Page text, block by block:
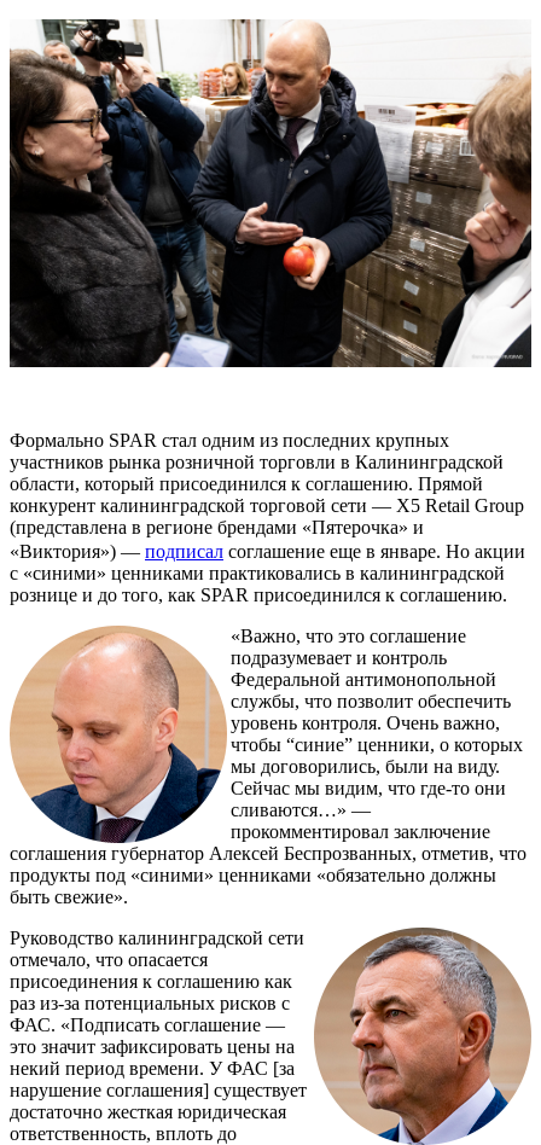
Формально SPAR стал одним из последних крупных
участников рынка розничной торговли в Калининградской
области, который присоединился к соглашению. Прямой
конкурент калининградской торговой сети — X5 Retail Group
(представлена в регионе брендами «Пятерочка» и
«Виктория») — подписал соглашение еще в январе. Но акции
с «синими» ценниками практиковались в калининградской
рознице и до того, как SPAR присоединился к соглашению.
«Важно, что это соглашение
подразумевает и контроль
Федеральной антимонопольной
службы, что позволит обеспечить
уровень контроля. Очень важно,
чтобы “синие” ценники, о которых
мы договорились, были на виду.
Сейчас мы видим, что где-то они
сливаются…» —
прокомментировал заключение
соглашения губернатор Алексей Беспрозванных, отметив, что
продукты под «синими» ценниками «обязательно должны
быть свежие».
Руководство калининградской сети
отмечало, что опасается
присоединения к соглашению как
раз из-за потенциальных рисков с
ФАС. «Подписать соглашение —
это значит зафиксировать цены на
некий период времени. У ФАС [за
нарушение соглашения] существует
достаточно жесткая юридическая
ответственность, вплоть до